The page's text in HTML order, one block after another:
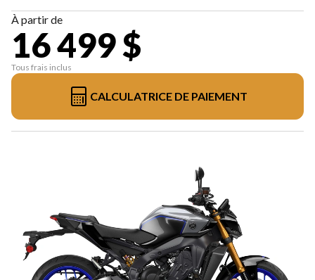
À partir de
16 499 $
Tous frais inclus
CALCULATRICE DE PAIEMENT